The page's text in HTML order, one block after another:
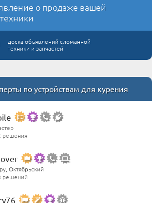
о продаже вашей
доска объявлений сломанной
техники и запчастей
по устройствам для курения
решения
Октябрьский
решений